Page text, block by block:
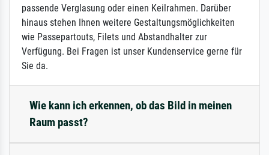
passende Verglasung oder einen Keilrahmen. Darüber
hinaus stehen Ihnen weitere Gestaltungsmöglichkeiten
wie Passepartouts, Filets und Abstandhalter zur
Verfügung. Bei Fragen ist unser Kundenservice gerne für
Sie da.
Wie kann ich erkennen, ob das Bild in meinen
Raum passt?